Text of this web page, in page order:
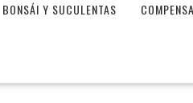
BONSÁI Y SUCULENTAS